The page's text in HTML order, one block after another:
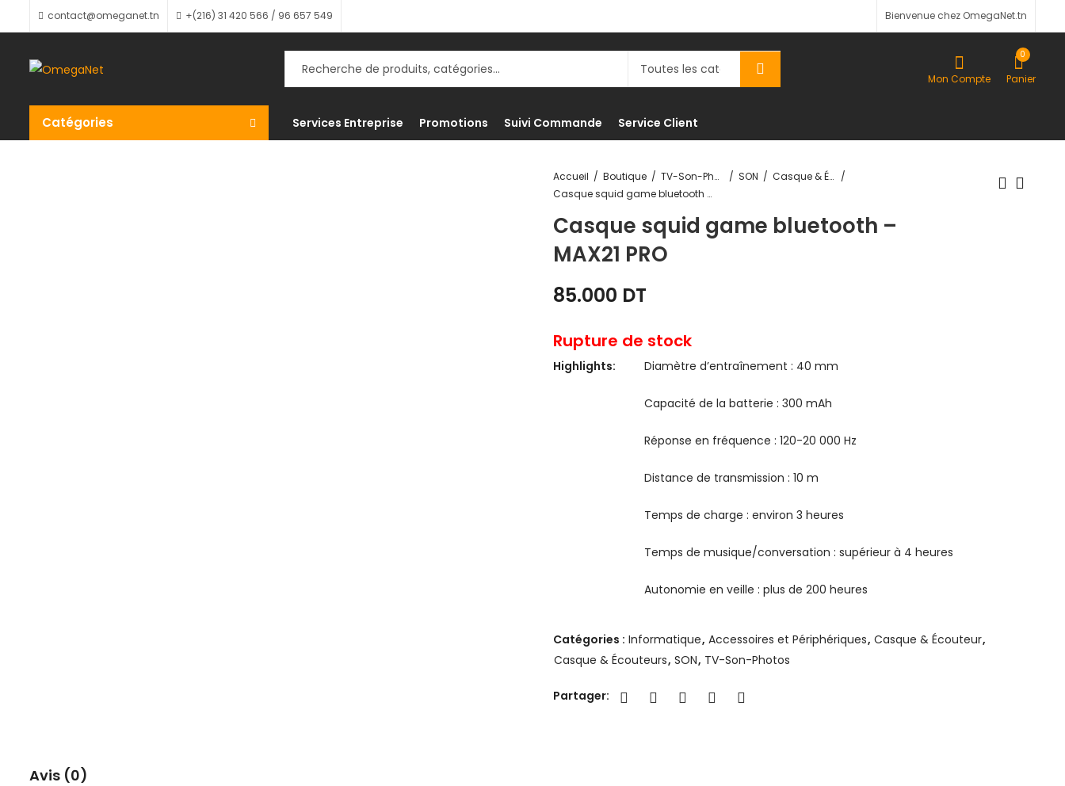
contact@omeganet.tn +(216) 31 420 566 / 96 657 549 Bienvenue chez OmegaNet.tn
Mon Compte
0
Panier
Catégories Services Entreprise Promotions Suivi Commande Service Client
Accueil Boutique TV-Son-Photos SON
Casque & Écouteurs
Casque squid game bluetooth – MAX21 PRO
Casque squid game bluetooth –
MAX21 PRO
85.000 DT
Rupture de stock
Highlights: Diamètre d’entraînement : 40 mm
Capacité de la batterie : 300 mAh
Réponse en fréquence : 120-20 000 Hz
Distance de transmission : 10 m
Temps de charge : environ 3 heures
Temps de musique/conversation : supérieur à 4 heures
Autonomie en veille : plus de 200 heures
Catégories : Informatique, Accessoires et Périphériques, Casque & Écouteur,
Casque & Écouteurs, SON, TV-Son-Photos
Partager:
Avis (0)